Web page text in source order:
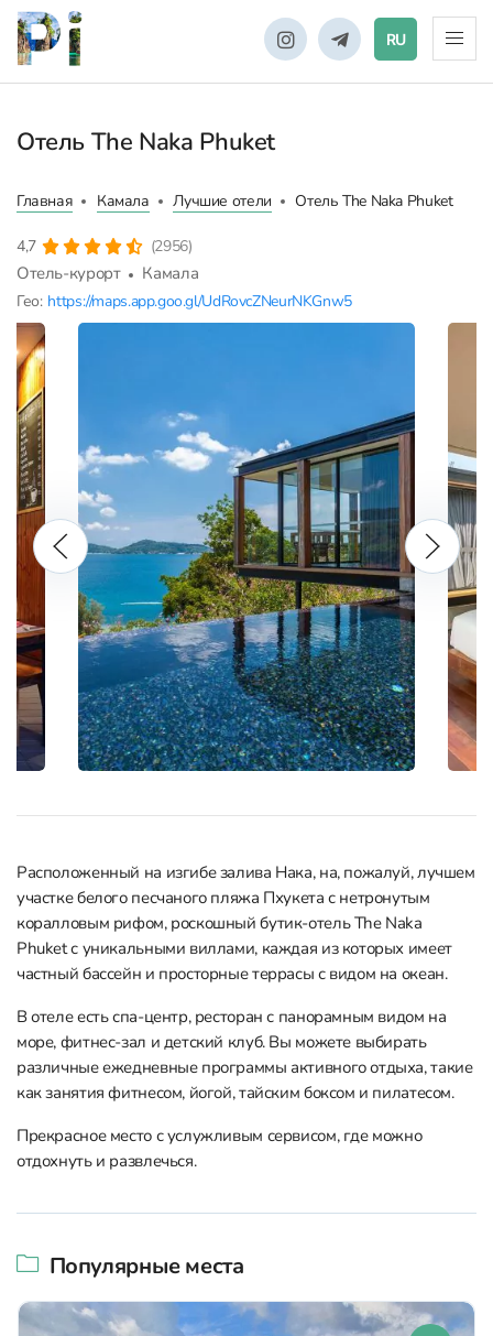
RU
Отель The Naka Phuket
Главная Камала Лучшие отели Отель The Naka Phuket
4,7 (2956)
Отель-курорт Камала
Гео: https://maps.app.goo.gl/UdRovcZNeurNKGnw5
Расположенный на изгибе залива Нака, на, пожалуй, лучшем
участке белого песчаного пляжа Пхукета с нетронутым
коралловым рифом, роскошный бутик-отель The Naka
Phuket с уникальными виллами, каждая из которых имеет
частный бассейн и просторные террасы с видом на океан.
В отеле есть спа-центр, ресторан с панорамным видом на
море, фитнес-зал и детский клуб. Вы можете выбирать
различные ежедневные программы активного отдыха, такие
как занятия фитнесом, йогой, тайским боксом и пилатесом.
Прекрасное место с услужливым сервисом, где можно
отдохнуть и развлечься.
Популярные места